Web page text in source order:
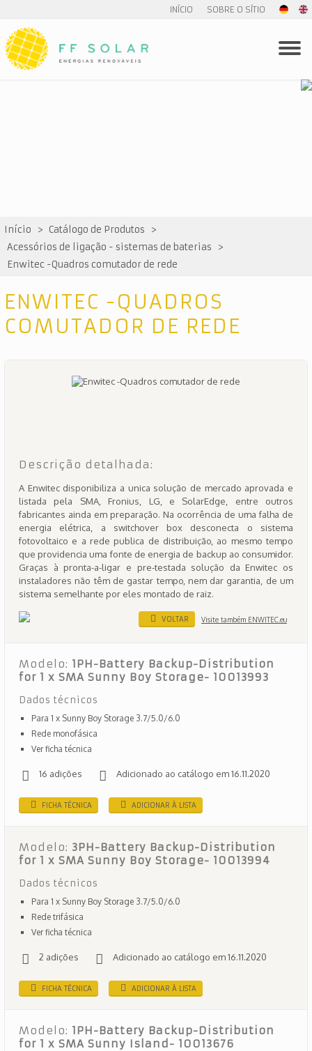
INÍCIO SOBRE O SÍTIO
Início > Catálogo de Produtos
>
Acessórios de ligação - sistemas de baterias
>
Enwitec -Quadros comutador de rede
ENWITEC -QUADROS
COMUTADOR DE REDE
Descrição detalhada:
A Enwitec disponibiliza a unica solução de mercado aprovada e
listada pela SMA, Fronius, LG, e SolarEdge, entre outros
fabricantes ainda em preparação. Na ocorrência de uma falha de
energia elétrica, a switchover box desconecta o sistema
fotovoltaico e a rede publica de distribuição, ao mesmo tempo
que providencia uma fonte de energia de backup ao consumidor.
Graças à pronta-a-ligar e pre-testada solução da Enwitec os
instaladores não têm de gastar tempo, nem dar garantia, de um
sistema semelhante por eles montado de raiz.
Visite também ENWITEC.eu
VOLTAR
Modelo: 1PH-Battery Backup-Distribution
for 1 x SMA Sunny Boy Storage- 10013993
Dados técnicos
Para 1 x Sunny Boy Storage 3.7/5.0/6.0
Rede monofásica
Ver ficha técnica
16 adições Adicionado ao catálogo em 16.11.2020
FICHA TÉCNICA ADICIONAR À LISTA
Modelo: 3PH-Battery Backup-Distribution
for 1 x SMA Sunny Boy Storage- 10013994
Dados técnicos
Para 1 x Sunny Boy Storage 3.7/5.0/6.0
Rede trifásica
Ver ficha técnica
2 adições Adicionado ao catálogo em 16.11.2020
FICHA TÉCNICA ADICIONAR À LISTA
Modelo: 1PH-Battery Backup-Distribution
for 1 x SMA Sunny Island- 10013676